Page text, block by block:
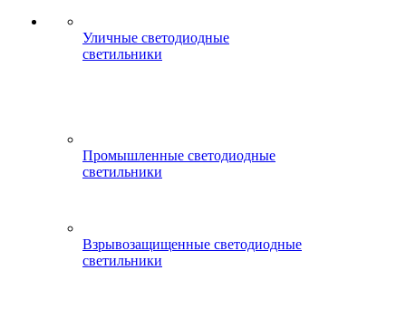
Уличные светодиодные
светильники
Промышленные светодиодные
светильники
Взрывозащищенные светодиодные
светильники